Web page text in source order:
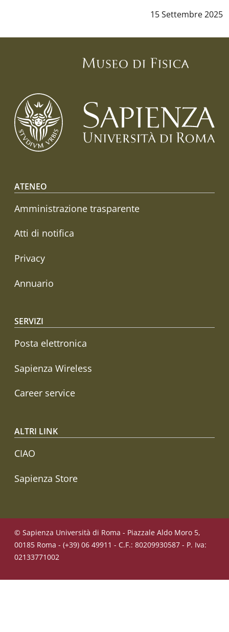
Data notizia:
15 Settembre 2025
Footer menu
ATENEO
Amministrazione trasparente
Atti di notifica
Privacy
Annuario
SERVIZI
Posta elettronica
Sapienza Wireless
Career service
ALTRI LINK
CIAO
Sapienza Store
© Sapienza Università di Roma - Piazzale Aldo Moro 5,
00185 Roma - (+39) 06 49911 - C.F.: 80209930587 - P. Iva:
02133771002